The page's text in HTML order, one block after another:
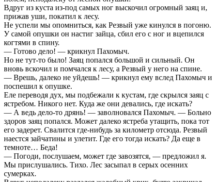
Вдруг из куста из-под самых ног выскочил огромный заяц и,
прижав уши, покатил к лесу.
Не успели мы опомниться, как Резвый уже кинулся в погоню.
У самой опушки он настиг зайца, сбил его с ног и вцепился
когтями в спину.
— Готово дело! — крикнул Пахомыч.
Но не тут-то было! Заяц попался большой и сильный. Он
вновь вскочил и помчался к лесу, а Резвый у него на спине.
— Врешь, далеко не уйдешь! — крикнул ему вслед Пахомыч и
поспешил к опушке.
Еле переводя дух, мы подбежали к кустам, где скрылся заяц с
ястребом. Никого нет. Куда же они девались, где искать?
— А ведь дело-то дрянь! — заволновался Пахомыч. — Больно
здоров заяц попался. Может далеко ястреба утащить, пока тот
его задерет. Свалится где-нибудь за километр отсюда. Резвый
наестся зайчатины и улетит. Где его тогда искать? Да еще в
темноте… Беда!
— Погоди, послушаем, может где завозятся, — предложил я.
Мы прислушались. Тихо. Лес засыпал в серых осенних
сумерках.